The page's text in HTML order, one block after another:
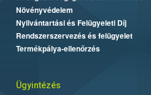
Növényvédelem
Nyilvántartási és Felügyeleti Díj
Rendszerszervezés és felügyelet
Termékpálya-ellenőrzés
Ügyintézés